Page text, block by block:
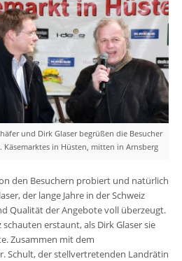
und Dirk Glaser begrüßen die Besucher
Käsemarktes in Hüsten, mitten in Arnsberg
den Besuchern probiert und natürlich
der lange Jahre in der Schweiz
Qualität der Angebote voll überzeugt.
schauten erstaunt, als Dirk Glaser sie
Zusammen mit dem
Schult, der stellvertretenden Landrätin